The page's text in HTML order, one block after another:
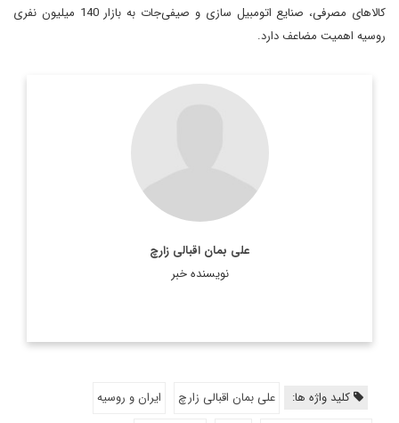
کالاهای مصرفی، صنایع اتومبیل سازی و صیفی‌جات به بازار 140 میلیون نفری
روسیه اهمیت مضاعف دارد.
علی بمان اقبالی زارچ
نویسنده خبر
دیپلمات و کارشناس ارشد یورآسیا
کلید واژه ها: علی بمان اقبالی زارچ
ایران و روسیه